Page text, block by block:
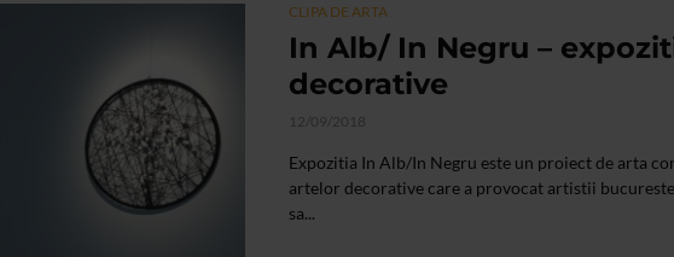
CLIPA DE ARTA
In Alb/ In Negru –
decorative
12/09/2018
Expozitia In Alb/In Negru este un proiect de arta
artelor decorative care a provocat artistii
sa...